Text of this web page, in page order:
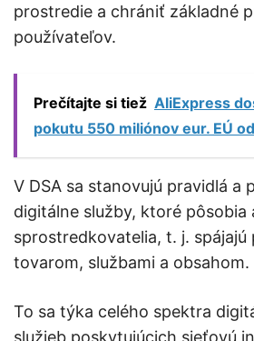
prostredie a chrániť základné
používateľov.
Prečítajte si tiež AliExpress
pokutu 550 miliónov eur. EÚ
V DSA sa stanovujú pravidlá a
digitálne služby, ktoré pôsobia
sprostredkovatelia, t. j. spájajú
tovarom, službami a obsahom.
To sa týka celého spektra